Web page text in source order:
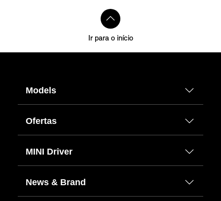
Ir para o início
Models
Ofertas
MINI Driver
News & Brand